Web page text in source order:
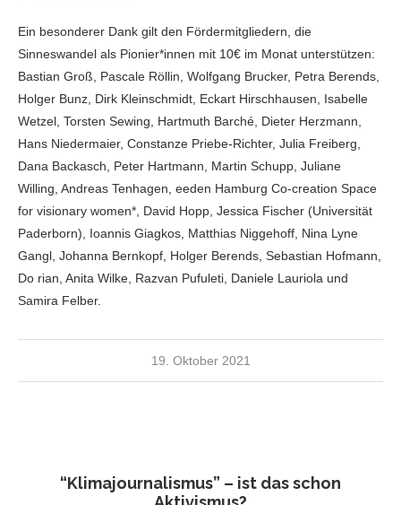
Ein besonderer Dank gilt den Fördermitgliedern, die
Sinneswandel als Pionier*innen mit 10€ im Monat unterstützen:
Bastian Groß, Pascale Röllin, Wolfgang Brucker, Petra Berends,
Holger Bunz, Dirk Kleinschmidt, Eckart Hirschhausen, Isabelle
Wetzel, Torsten Sewing, Hartmuth Barché, Dieter Herzmann,
Hans Niedermaier, Constanze Priebe-Richter, Julia Freiberg,
Dana Backasch, Peter Hartmann, Martin Schupp, Juliane
Willing, Andreas Tenhagen, eeden Hamburg Co-creation Space
for visionary women*, David Hopp, Jessica Fischer (Universität
Paderborn), Ioannis Giagkos, Matthias Niggehoff, Nina Lyne
Gangl, Johanna Bernkopf, Holger Berends, Sebastian Hofmann,
Do rian, Anita Wilke, Razvan Pufuleti, Daniele Lauriola und
Samira Felber.
19. Oktober 2021
“Klimajournalismus” – ist das schon